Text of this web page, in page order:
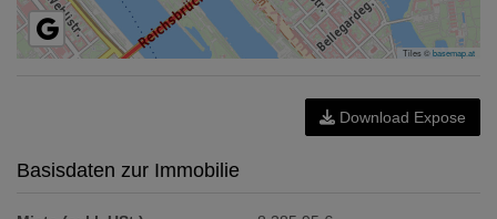
Tiles ©basemap.at
Download Expose
Basisdaten zur Immobilie